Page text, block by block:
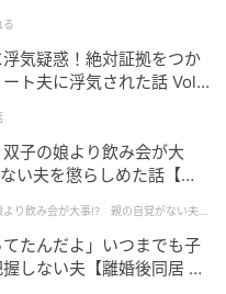
る
浮気疑惑！絶対証拠をつか
ト夫に浮気された話 Vol.
双子の娘より飲み会が大
夫を懲らしめた話【第1
より飲み会が大事!? 親の自覚がない夫を
てたんだよ」いつまでも子
しない夫【離婚後同居 Vo